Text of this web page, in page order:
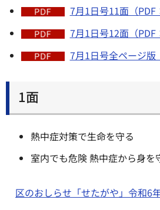
7月1日号11面（PDF
7月1日号12面（PDF
7月1日号全ページ版
1面
熱中症対策で生命を守る
室内でも危険 熱中症から身を
区のおしらせ「せたがや」令和6